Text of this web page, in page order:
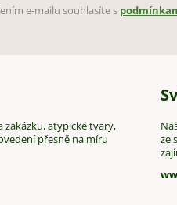
e-mailu souhlasíte s
zakázku, atypické tvary,
přesně na míru
ze